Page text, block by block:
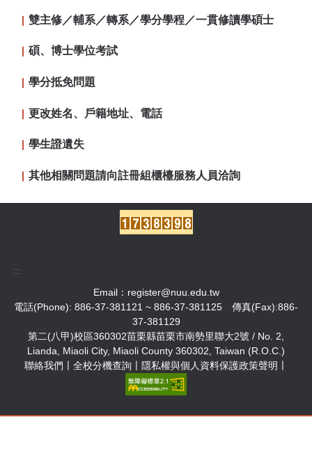
雙主修／輔系／轉系／學分學程／一貫修讀學碩士
碩、博士學位考試
學分抵免問題
更改姓名、戶籍地址、電話
學生證遺失
其他相關問題請向註冊組櫃檯服務人員洽詢
:::
Email： register@nuu.edu.tw
電話(Phone): 886-37-381121 ~ 886-37-381125 傳真(Fax):886-
37-381129
第二(八甲)校區360302苗栗縣苗栗市南勢里聯大2號 / No. 2,
Lianda, Miaoli City, Miaoli County 360302, Taiwan (R.O.C.)
聯絡我們
全校分機查詢 隱私權與個人資料保護政策聲明